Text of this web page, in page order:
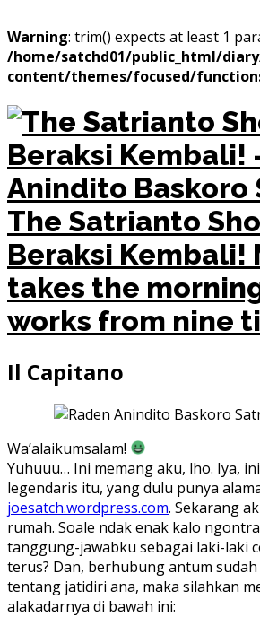
Warning: trim() expects at least 1
/home/satchd01/public_html/
content/themes/focused/
The Satrianto
Beraksi Kembali!
takes the
works from nine
Il Capitano
Wa’alaikumsalam!
Yuhuuu… Ini memang aku, lho. Iya,
legendaris itu, yang dulu punya
joesatch.wordpress.com. Sekarang
rumah. Soale ndak enak kalo
tanggung-jawabku sebagai laki-laki
terus? Dan, berhubung antum
tentang jatidiri ana, maka silahkan
alakadarnya di bawah ini: